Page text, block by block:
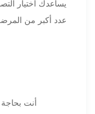
يساعدك اختيار
عدد أكبر من
أنت